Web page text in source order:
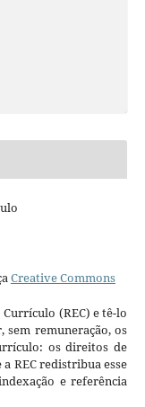
Creative Commons
(REC) e tê-lo
sem remuneração, os
os direitos de
REC redistribua esse
e referência